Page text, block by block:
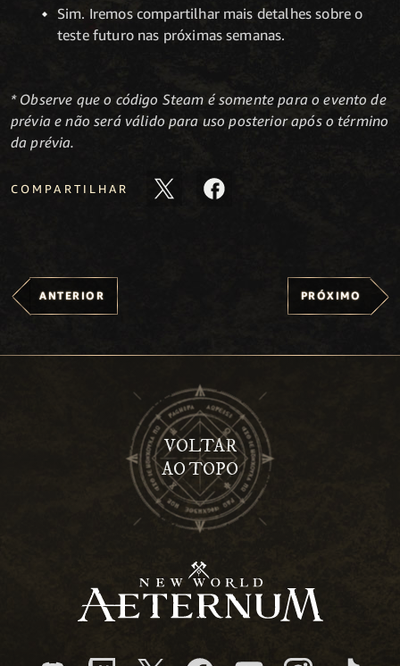
Sim. Iremos compartilhar mais detalhes sobre o
teste futuro nas próximas semanas.
* Observe que o código Steam é somente para o evento de
prévia e não será válido para uso posterior após o término
da prévia.
COMPARTILHAR
ANTERIOR PRÓXIMO
VOLTAR
AO TOPO